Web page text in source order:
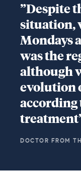
”Despite
situation,
Mondays
was the
although
evolution
according
DOCTOR FROM